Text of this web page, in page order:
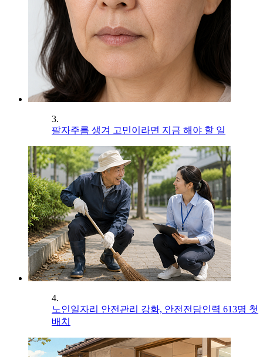
3.
팔자주름 생겨 고민이라면 지금 해야 할 일
4.
노인일자리 안전관리 강화, 안전전담인력 613명 첫
배치